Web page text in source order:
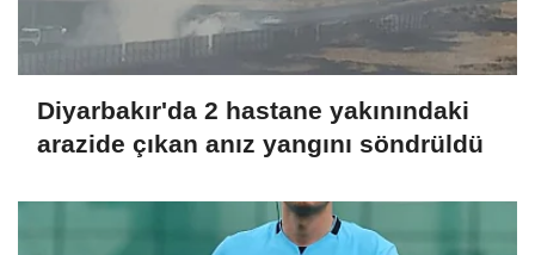
Diyarbakır'da 2 hastane yakınındaki
arazide çıkan anız yangını söndrüldü